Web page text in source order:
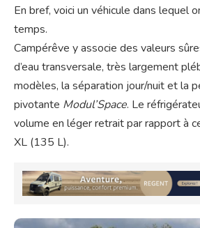
En bref, voici un véhicule dans lequel
temps.
Campérêve y associe des valeurs
d’eau transversale, très largement
modèles, la séparation jour/nuit et la
pivotante Modul’Space. Le
volume en léger retrait par rapport à
XL (135 L).